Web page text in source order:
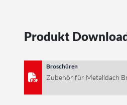
Produkt
Broschüren
Zubehör für Metalldach